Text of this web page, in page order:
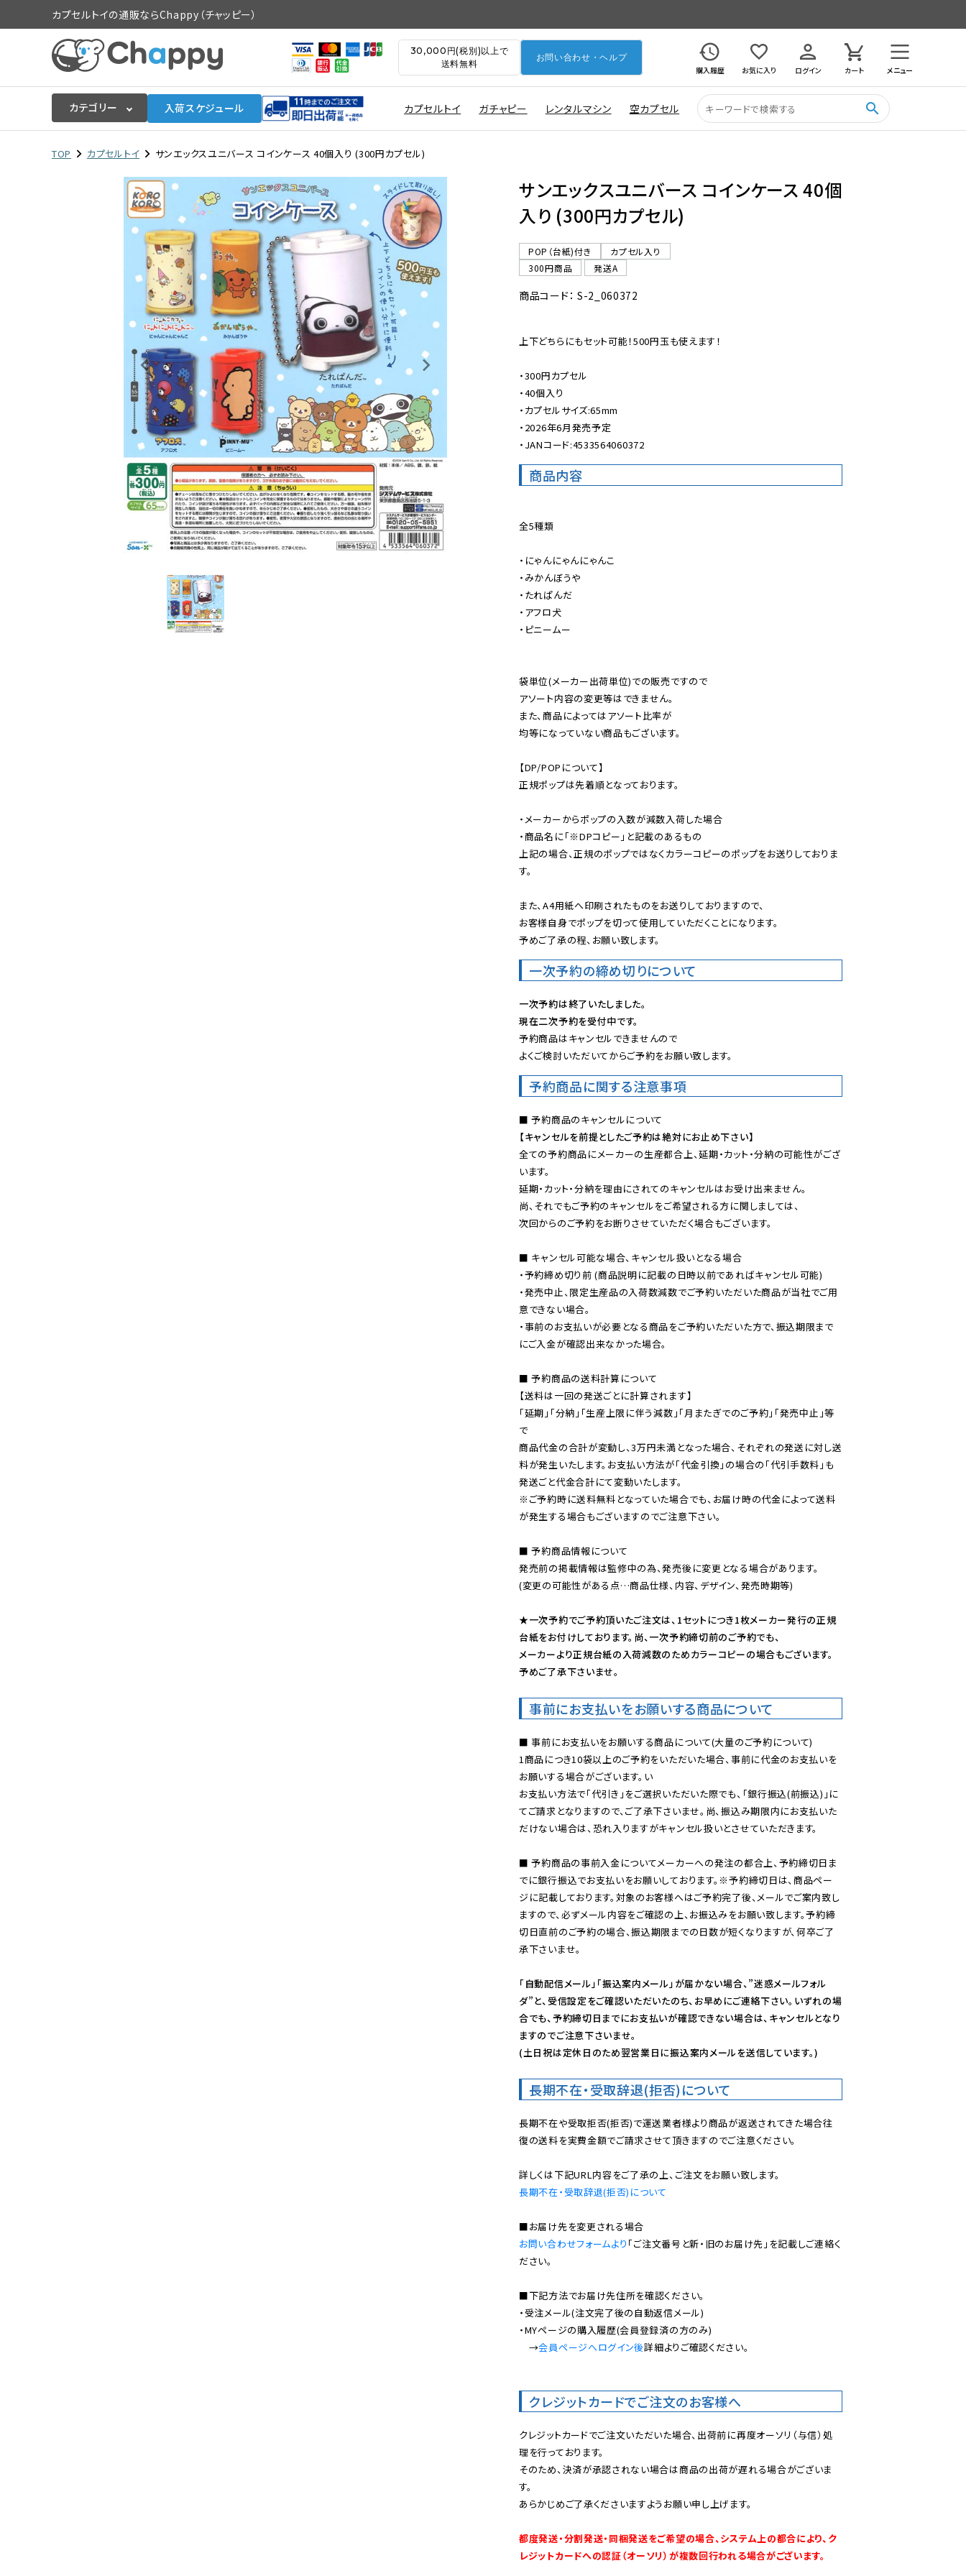
カプセルトイの通販ならChappy（チャッピー）
30,000円(税別)以上で
送料無料
お問い合わせ・ヘルプ
購入履歴
お気に入り ログイン カート メニュー
カテゴリー 入荷スケジュール カプセルトイ ガチャピー レンタルマシン 空カプセル search
ログイン 会員登録
入荷スケジュールをチェック
カプセルトイマシン本体
販促用カプセルトイ
よくあるご質問
06-6282-7659
TOP カプセルトイ サンエックスユニバース コインケース 40個入り (300円カプセル)
サンエックスユニバース コインケース 40個
入り (300円カプセル)
POP（台紙)付き
カプセル入り
300円商品
発送A
商品コード： S-2_060372
上下どちらにもセット可能！500円玉も使えます！
・300円カプセル
・40個入り
・カプセルサイズ:65mm
・2026年6月発売予定
・JANコード:4533564060372
商品内容
全5種類
・にゃんにゃんにゃんこ
・みかんぼうや
・たれぱんだ
・アフロ犬
・ピニームー
袋単位(メーカー出荷単位)での販売ですので
アソート内容の変更等はできません。
また、商品によってはアソート比率が
均等になっていない商品もございます。
【DP/POPについて】
正規ポップは先着順となっております。
・メーカーからポップの入数が減数入荷した場合
・商品名に「※DPコピー」と記載のあるもの
上記の場合、正規のポップではなくカラーコピーのポップをお送りしておりま
す。
また、A4用紙へ印刷されたものをお送りしておりますので、
お客様自身でポップを切って使用していただくことになります。
予めご了承の程、お願い致します。
一次予約の締め切りについて
一次予約は終了いたしました。
現在二次予約を受付中です。
予約商品はキャンセルできませんので
よくご検討いただいてからご予約をお願い致します。
予約商品に関する注意事項
【キャンセルを前提としたご予約は絶対にお止め下さい】
全ての予約商品にメーカーの生産都合上、延期・カット・分納の可能性がござ
います。
延期・カット・分納を理由にされてのキャンセルはお受け出来ません。
尚、それでもご予約のキャンセルをご希望される方に関しましては、
次回からのご予約をお断りさせていただく場合もございます。
■ キャンセル可能な場合、キャンセル扱いとなる場合
・予約締め切り前 (商品説明に記載の日時以前であればキャンセル可能)
・発売中止、限定生産品の入荷数減数でご予約いただいた商品が当社でご用
意できない場合。
・事前のお支払いが必要となる商品をご予約いただいた方で、振込期限まで
にご入金が確認出来なかった場合。
■ 予約商品の送料計算について
【送料は一回の発送ごとに計算されます】
「延期」「分納」「生産上限に伴う減数」「月またぎでのご予約」「発売中止」等
で
商品代金の合計が変動し、3万円未満となった場合、それぞれの発送に対し送
料が発生いたします。お支払い方法が「代金引換」の場合の「代引手数料」も
※ご予約時に送料無料となっていた場合でも、お届け時の代金によって送料
が発生する場合もございますのでご注意下さい。
■ 予約商品情報について
発売前の掲載情報は監修中の為、発売後に変更となる場合があります。
(変更の可能性がある点…商品仕様、内容、デザイン、発売時期等)
★一次予約でご予約頂いたご注文は、1セットにつき1枚メーカー発行の正規
台紙をお付けしております。尚、一次予約締切前のご予約でも、
メーカーより正規台紙の入荷減数のためカラーコピーの場合もございます。
予めご了承下さいませ。
事前にお支払いをお願いする商品について
■ 事前にお支払いをお願いする商品について(大量のご予約について)
1商品につき10袋以上のご予約をいただいた場合、事前に代金のお支払いを
お願いする場合がございます。い
お支払い方法で「代引き」をご選択いただいた際でも、「銀行振込(前振込)」に
てご請求となりますので、ご了承下さいませ。尚、振込み期限内にお支払いた
だけない場合は、恐れ入りますがキャンセル扱いとさせていただきます。
■ 予約商品の事前入金についてメーカーへの発注の都合上、予約締切日ま
でに銀行振込でお支払いをお願いしております。※予約締切日は、商品ペー
ジに記載しております。対象のお客様へはご予約完了後、メールでご案内致し
ますので、必ずメール内容をご確認の上、お振込みをお願い致します。予約締
切日直前のご予約の場合、振込期限までの日数が短くなりますが、何卒ご了
承下さいませ。
「自動配信メール」「振込案内メール」が届かない場合、”迷惑メールフォル
ダ”と、受信設定をご確認いただいたのち、お早めにご連絡下さい。いずれの場
合でも、予約締切日までにお支払いが確認できない場合は、キャンセルとなり
ますのでご注意下さいませ。
(土日祝は定休日のため翌営業日に振込案内メールを送信しています。)
長期不在・受取辞退(拒否)について
長期不在や受取拒否(拒否)で運送業者様より商品が返送されてきた場合往
復の送料を実費金額でご請求させて頂きますのでご注意ください。
長期不在・受取辞退(拒否)について
お問い合わせフォームより 「ご注文番号と新・旧のお届け先」を記載しご連絡く
ださい。
■下記方法でお届け先住所を確認ください。
・受注メール(注文完了後の自動返信メール)
・MYページの購入履歴(会員登録済の方のみ)
→会員ページへログイン後詳細よりご確認ください。
クレジットカードでご注文のお客様へ
クレジットカードでご注文いただいた場合、出荷前に再度オーソリ（与信）処
理を行っております。
そのため、決済が承認されない場合は商品の出荷が遅れる場合がございま
す。
あらかじめご了承くださいますようお願い申し上げます。
都度発送・分割発送・同梱発送をご希望の場合、システム上の都合により、ク
レジットカードへの認証（オーソリ）が複数回行われる場合がございます。